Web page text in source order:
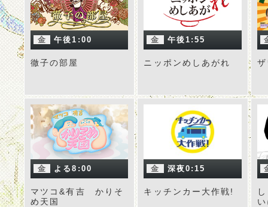
金 午後1:00
徹子の部屋
金 午後1:55
ニッポンめしあがれ
金 よる8:00
マツコ&有吉 かりそ
め天国
金 深夜0:15
キッチンカー大作戦!